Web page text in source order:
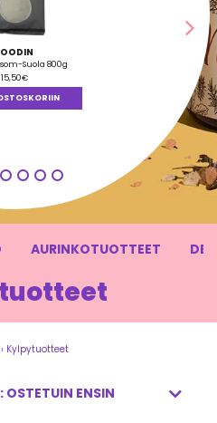
Suola 800g
15,50€
AURINKOTUOTTEET
› Kylpytuotteet